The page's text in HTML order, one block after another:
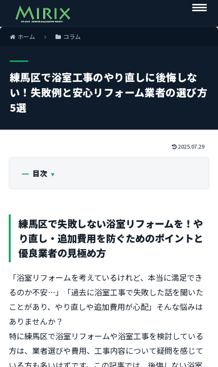
ホーム コラム
練馬区で浴室工事のやり直しに後悔しな
い！失敗例と安心リフォーム業者の選び方
5選
2025.07.29
目次
練馬区で失敗しない浴室リフォームを！や
り直し・追加費用を防ぐためのポイントと
優良業者の見極め方
「浴室リフォームを考えているけれど、本当に満足でき
るのか不安…」「過去に浴室工事で失敗した話を聞いた
ことがあり、やり直しや追加費用が心配」そんな悩みは
ありませんか？
特に練馬区で浴室リフォームや浴室工事を検討している
方は、業者選びや費用、工事内容について疑問を感じて